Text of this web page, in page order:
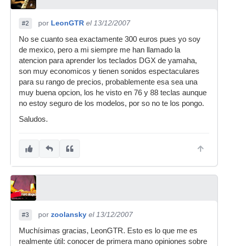
#2 por LeonGTR el 13/12/2007
No se cuanto sea exactamente 300 euros pues yo soy
de mexico, pero a mi siempre me han llamado la
atencion para aprender los teclados DGX de yamaha,
son muy economicos y tienen sonidos espectaculares
para su rango de precios, probablemente esa sea una
muy buena opcion, los he visto en 76 y 88 teclas aunque
no estoy seguro de los modelos, por so no te los pongo.
Saludos.
#3 por zoolansky el 13/12/2007
Muchísimas gracias, LeonGTR. Esto es lo que me es
realmente útil: conocer de primera mano opiniones sobre